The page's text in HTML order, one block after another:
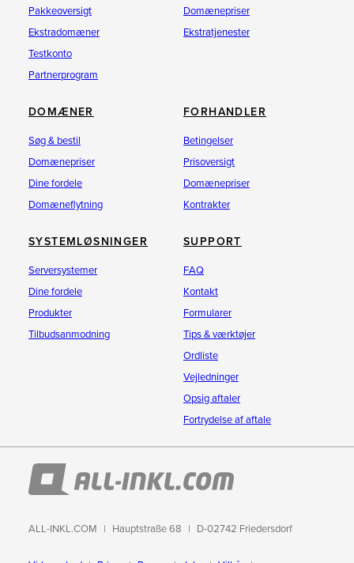
Pakkeoversigt
Ekstradomæner
Testkonto
Partnerprogram
Domænepriser
Ekstratjenester
DOMÆNER
Søg & bestil
Domænepriser
Dine fordele
Domæneflytning
FORHANDLER
Betingelser
Prisoversigt
Domænepriser
Kontrakter
SYSTEMLØSNINGER
Serversystemer
Dine fordele
Produkter
Tilbudsanmodning
SUPPORT
FAQ
Kontakt
Formularer
Tips & værktøjer
Ordliste
Vejledninger
Opsig aftaler
Fortrydelse af aftale
ALL-INKL.COM Hauptstraße 68 D-02742 Friedersdorf